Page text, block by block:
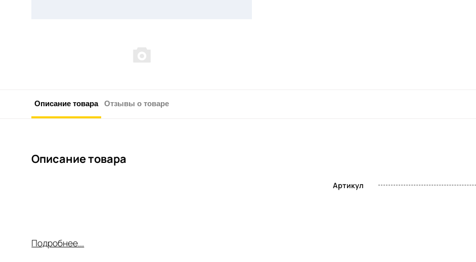
Описание товара Отзывы о товаре
Описание товара
Подробнее...
Артикул